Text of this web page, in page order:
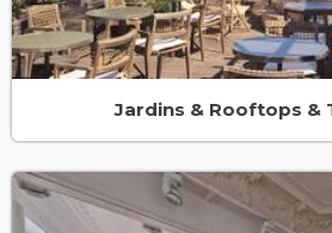
Jardins & Rooftops &